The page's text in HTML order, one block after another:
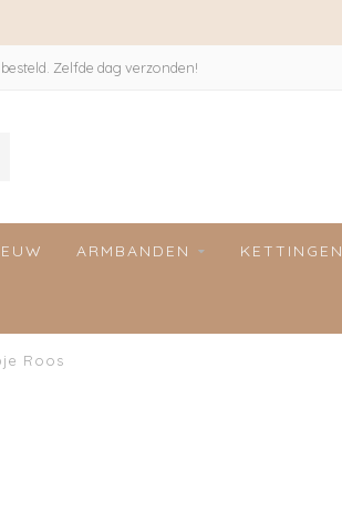
Zelfde dag verzonden!
ARMBANDEN KETTINGEN
Roos